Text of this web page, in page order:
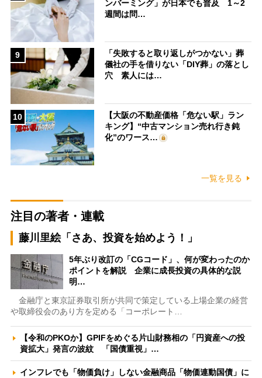
ンバーミング」が日本でも普及 1～2
週間は問…
9
「失敗すると取り返しがつかない」葬
儀社の手を借りない「DIY葬」の落とし
穴 素人には…
10
【大阪の不動産価格「危ない駅」ラン
キング】“中古マンション売れ行き鈍
化”のワース…
一覧を見る
注目の著者・連載
藤川里絵「さあ、投資を始めよう！」
5年ぶり改訂の「CGコード」、何が変わったのか
ポイントを解説 企業に成長投資の具体的な説
明…
金融庁と東京証券取引所が共同で策定している上場企業の経営
や取締役会のあり方を定める「コーポレート…
【令和のPKOか】GPIFをめぐる片山財務相の「円資産への投
資拡大」発言の波紋 「国債重視」…
インフレでも「物価負け」しない金融商品「物価連動国債」に